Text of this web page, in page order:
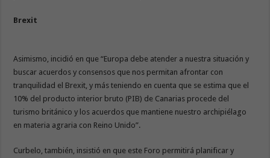
Brexit
Asimismo, incidió en que “Europa debe atender a nuestra situación y
buscar acuerdos y consensos que nos permitan afrontar con
tranquilidad el Brexit, y más teniendo en cuenta que se estima que el
10% del producto interior bruto (PIB) de Canarias procede del
turismo británico y los acuerdos que mantiene nuestro archipiélago
en materia agraria con Reino Unido”.
Curbelo, también, insistió en que este Foro permitirá planificar y